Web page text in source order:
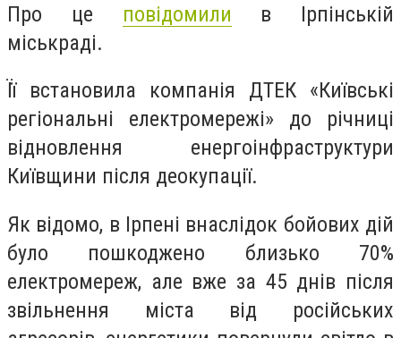
Про це повідомили в Ірпінській
міськраді.
Її встановила компанія ДТЕК «Київські
регіональні електромережі» до річниці
відновлення енергоінфраструктури
Київщини після деокупації.
Як відомо, в Ірпені внаслідок бойових дій
було пошкоджено близько 70%
електромереж, але вже за 45 днів після
звільнення міста від російських